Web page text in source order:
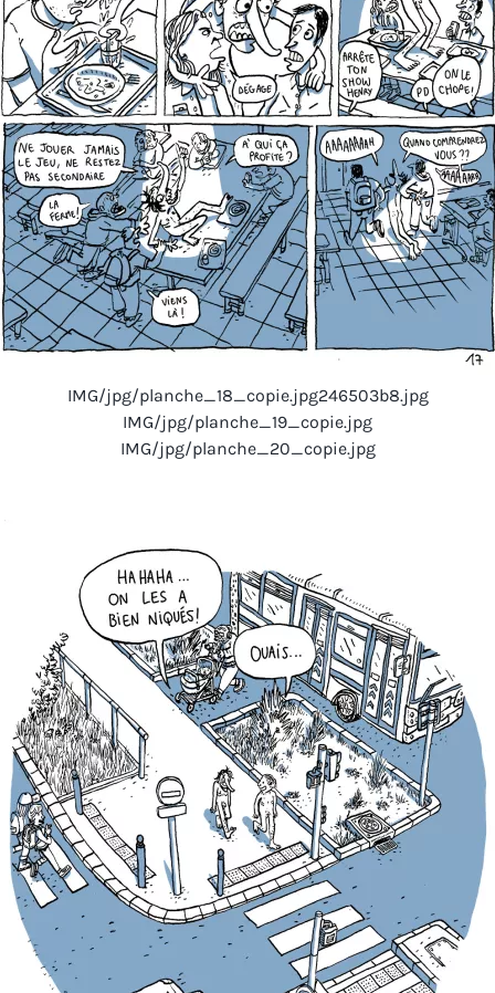
IMG/jpg/planche_18_copie.jpg246503b8.jpg
IMG/jpg/planche_19_copie.jpg
IMG/jpg/planche_20_copie.jpg